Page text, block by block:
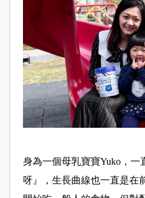
身為一個母乳寶寶Yuko，一
呀』，生長曲線也一直是在